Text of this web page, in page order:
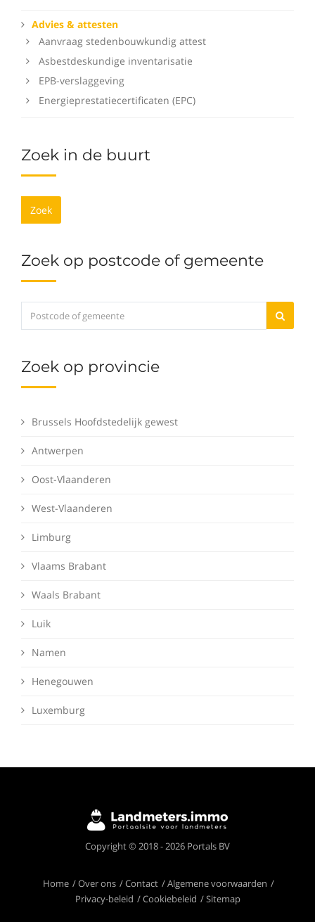
Advies & attesten
Aanvraag stedenbouwkundig attest
Asbestdeskundige inventarisatie
EPB-verslaggeving
Energieprestatiecertificaten (EPC)
Zoek in de buurt
Zoek
Zoek op postcode of gemeente
Zoek op provincie
Brussels Hoofdstedelijk gewest
Antwerpen
Oost-Vlaanderen
West-Vlaanderen
Limburg
Vlaams Brabant
Waals Brabant
Luik
Namen
Henegouwen
Luxemburg
Copyright © 2018 - 2026 Portals BV
Home Over ons Contact
Algemene voorwaarden
Privacy-beleid
Cookiebeleid Sitemap